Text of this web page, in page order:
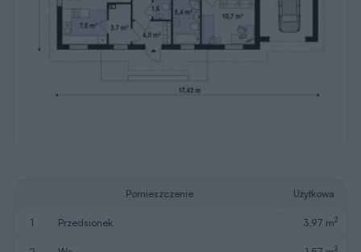
Pomieszczenie Użytkowa
1 przedsionek 3,97 m2
2